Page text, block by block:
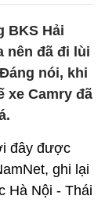
BKS Hải
nên đã đi lùi
nói, khi
xe Camry đã
đây được
ghi lại
Hà Nội - Thái